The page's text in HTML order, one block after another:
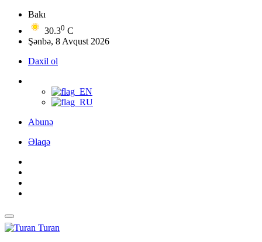
Bakı
30.30 C
Şənbə, 8 Avqust 2026
Daxil ol
Abunə
Əlaqə
Turan